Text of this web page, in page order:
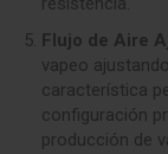
Flujo de Aire
vapeo
característica
configuración
producción de